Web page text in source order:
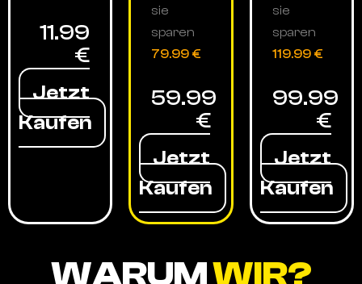
11.99
€
Jetzt
Kaufen
sie
sparen
79.99 €
59.99
€
Jetzt
Kaufen
sie
sparen
119.99 €
99.99
€
Jetzt
Kaufen
WARUMWIR?